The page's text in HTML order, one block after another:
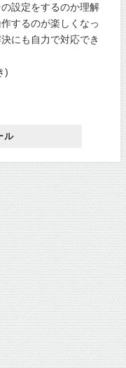
設定をするのか理解
するのが楽しくなっ
にも自力で対応でき
)
ル